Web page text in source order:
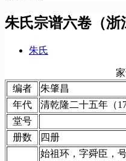
朱氏宗谱六卷（浙
朱氏
编者
朱肇昌
年代
清乾隆二十五年（
堂号
册数
四册
始祖环，字舜臣，